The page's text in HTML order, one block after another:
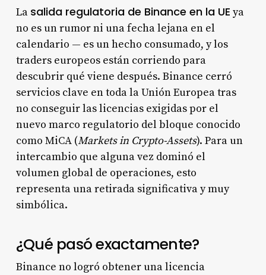
La salida regulatoria de Binance en la UE ya
no es un rumor ni una fecha lejana en el
calendario — es un hecho consumado, y los
traders europeos están corriendo para
descubrir qué viene después. Binance cerró
servicios clave en toda la Unión Europea tras
no conseguir las licencias exigidas por el
nuevo marco regulatorio del bloque conocido
como MiCA (Markets in Crypto-Assets). Para un
intercambio que alguna vez dominó el
volumen global de operaciones, esto
representa una retirada significativa y muy
simbólica.
¿Qué pasó exactamente?
Binance no logró obtener una licencia